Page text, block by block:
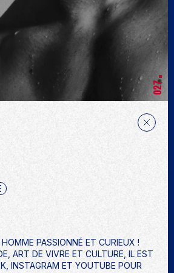
027
PASSIONNÉ ET CURIEUX !
ART DE VIVRE ET CULTURE, IL EST
INSTAGRAM ET YOUTUBE POUR